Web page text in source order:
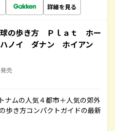
詳細を見る
の歩き方 Ｐｌａｔ ホー
ノイ ダナン ホイアン
売
ムの人気４都市＋人気の郊外
歩き方コンパクトガイドの最新